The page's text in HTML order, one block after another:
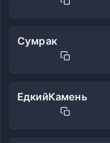
Сумрак
ЕдкийКамень